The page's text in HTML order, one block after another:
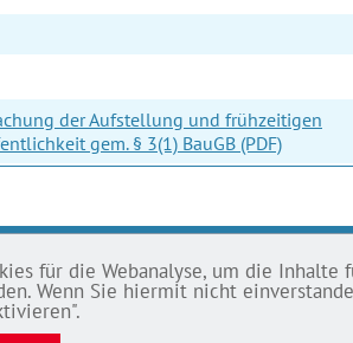
für die Webanalyse, um die
Wenn Sie hiermit nicht
der Aufstellung und frühzeitigen
gem. § 3(1) BauGB (PDF)